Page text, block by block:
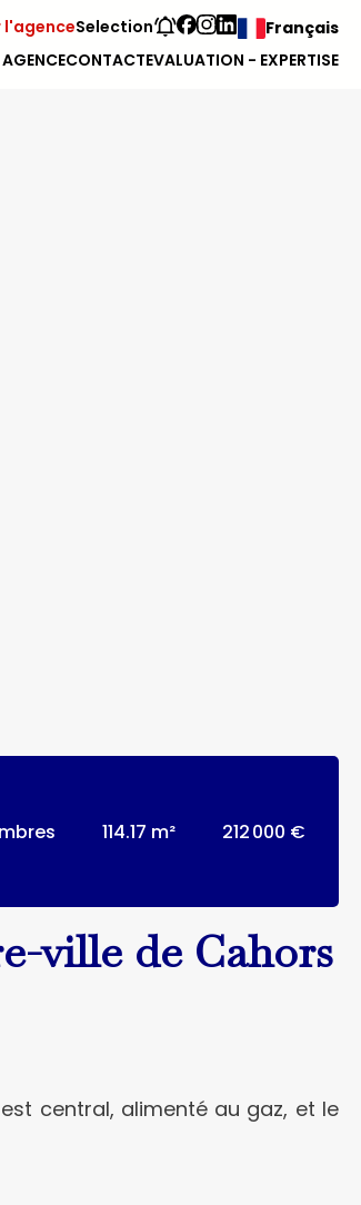
l'agenceSelection
Français
CONTACTEVALUATION - EXPERTISE
114.17 m² 212 000 €
ville de Cahors
central, alimenté au gaz, et le